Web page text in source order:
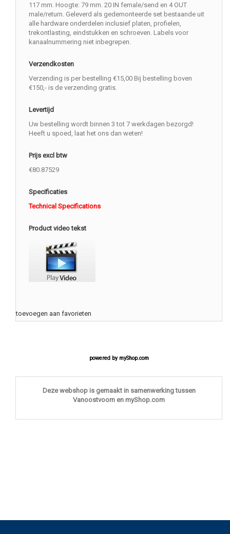
117 mm. Hoogte: 79 mm. 20 IN female/send en 4 OUT
male/return. Geleverd als gedemonteerde set bestaande uit
alle hardware onderdelen inclusief platen, profielen,
trekontlasting, eindstukken en schroeven. Labels voor
kanaalnummering niet inbegrepen.
Verzendkosten
Verzending is per bestelling €15,00 Bij bestelling boven
€150,- is de verzending gratis.
Levertijd
Uw bestelling wordt binnen 3 tot 7 werkdagen bezorgd!
Heeft u spoed, laat het ons dan weten!
Prijs excl btw
€80.87529
Specificaties
Technical Specifications
Product video tekst
toevoegen aan favorieten
powered by myShop.com
Deze webshop is gemaakt in samenwerking tussen
Vanoostvoorn en myShop.com